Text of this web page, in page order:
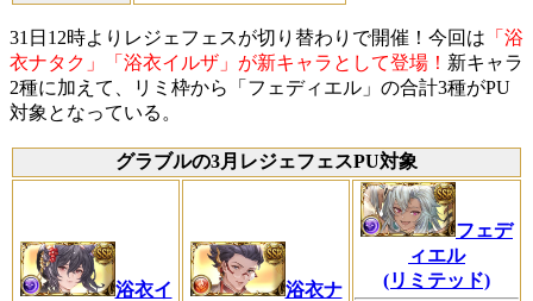
31日12時よりレジェフェスが切り替わりで開催！今回は 「浴
衣ナタク」「浴衣イルザ」が新キャラとして登場！ 新キャラ
2種に加えて、リミ枠から「フェディエル」の合計3種がPU
対象となっている。
グラブルの3月レジェフェスPU対象
浴衣イ
浴衣ナ
フェデ
ィエル
(リミテッド)